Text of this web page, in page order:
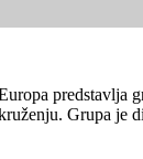
predstavlja
Grupa je